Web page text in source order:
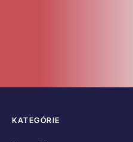
Kontakt